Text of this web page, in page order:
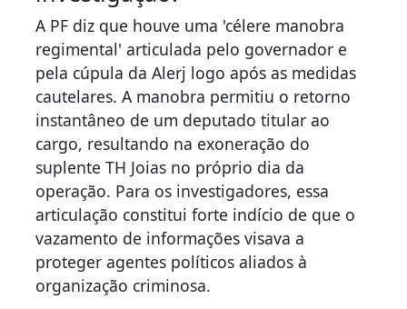
A PF diz que houve uma 'célere manobra
regimental' articulada pelo governador e
pela cúpula da Alerj logo após as medidas
cautelares. A manobra permitiu o retorno
instantâneo de um deputado titular ao
cargo, resultando na exoneração do
suplente TH Joias no próprio dia da
operação. Para os investigadores, essa
articulação constitui forte indício de que o
vazamento de informações visava a
proteger agentes políticos aliados à
organização criminosa.